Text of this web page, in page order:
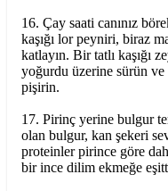
16. Çay saati canınız
kaşığı lor peyniri, biraz
katlayın. Bir tatlı kaşığı
yoğurdu üzerine sürün
pişirin.
17. Pirinç yerine bulgur
olan bulgur, kan şekeri
proteinler pirince göre
bir ince dilim ekmeğe